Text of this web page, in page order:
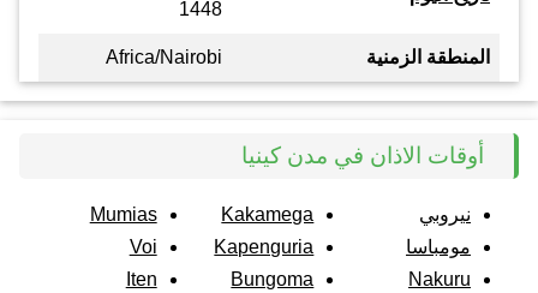
1448
المنطقة الزمنية Africa/Nairobi
أوقات الاذان في مدن كينيا
نيروبي
مومباسا
Nakuru
Kakamega
Kapenguria
Bungoma
Mumias
Voi
Iten